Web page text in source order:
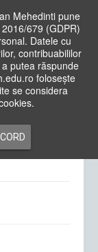
Mehedinti pune
679 (GDPR)
Datele cu
contribuabililor
putea răspunde
folosește
se considera